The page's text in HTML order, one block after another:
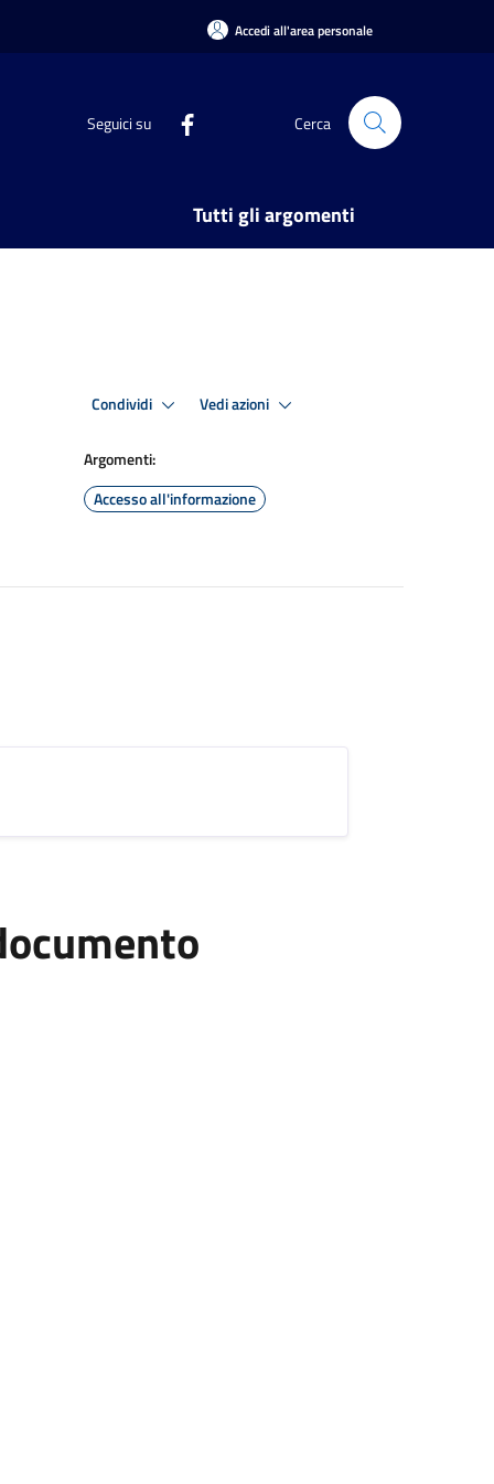
Accedi all'area personale
Seguici su Cerca
Tutti gli argomenti
Condividi Vedi azioni
Argomenti:
Accesso all'informazione